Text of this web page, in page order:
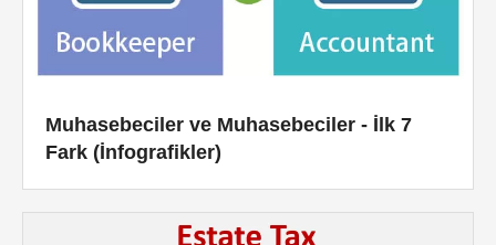
Muhasebeciler ve Muhasebeciler - İlk 7
Fark (İnfografikler)